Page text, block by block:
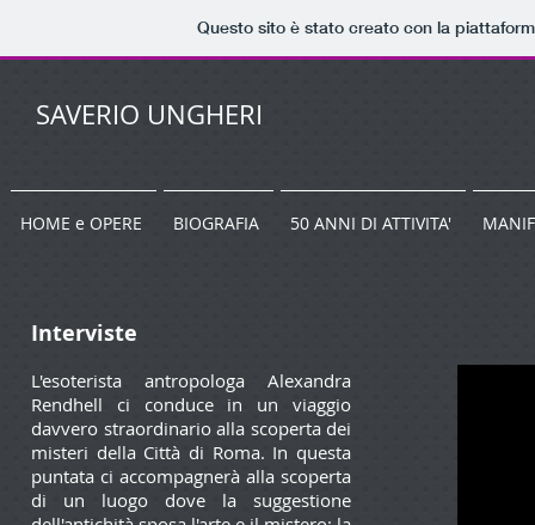
Questo sito è stato creato con la
SAVERIO UNGHERI
HOME e OPERE BIOGRAFIA 50 ANNI DI ATTIVITA'
Interviste
L'esoterista antropologa Alexandra
Rendhell ci conduce in un viaggio
davvero straordinario alla scoperta dei
misteri della Città di Roma. In questa
puntata ci accompagnerà alla scoperta
di un luogo dove la suggestione